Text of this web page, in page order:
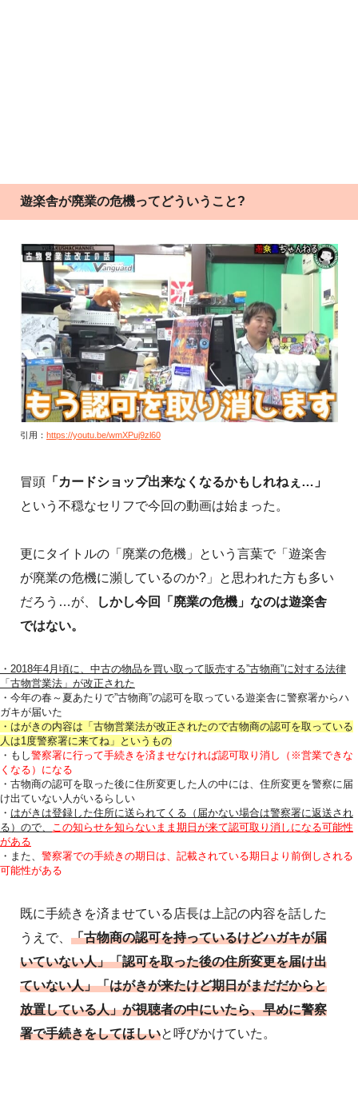
遊楽舎が廃業の危機ってどういうこと?
引用： https://youtu.be/wmXPuj9zl60
冒頭 「カードショップ出来なくなるかもしれねぇ…」
という不穏なセリフで今回の動画は始まった。
更にタイトルの「廃業の危機」という言葉で「遊楽舎
が廃業の危機に瀕しているのか?」と思われた方も多い
だろう…が、
しかし今回「廃業の危機」なのは遊楽舎
ではない。
・2018年4月頃に、中古の物品を買い取って販売する”古物商”に対する法律
「古物営業法」が改正された
・今年の春～夏あたりで”古物商”の認可を取っている遊楽舎に警察署からハ
ガキが届いた
・はがきの内容は「古物営業法が改正されたので古物商の認可を取っている
人は1度警察署に来てね」というもの
・もし警察署に行って手続きを済ませなければ認可取り消し（※営業できな
くなる）になる
・古物商の認可を取った後に住所変更した人の中には、住所変更を警察に届
け出ていない人がいるらしい
・ はがきは登録した住所に送られてくる（届かない場合は警察署に返送され
る）ので、
この知らせを知らないまま期日が来て認可取り消しになる可能性
がある
・また、 警察署での手続きの期日は、記載されている期日より前倒しされる
可能性がある
既に手続きを済ませている店長は上記の内容を話した
うえで、 「古物商の認可を持っているけどハガキが届
いていない人」「認可を取った後の住所変更を届け出
ていない人」「はがきが来たけど期日がまだだからと
放置している人」が視聴者の中にいたら、早めに警察
署で手続きをしてほしいと呼びかけていた。